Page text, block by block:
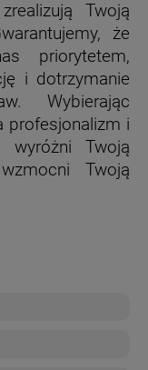
Twoją
że
priorytetem,
i dotrzymanie
Wybierając
profesjonalizm i
wyróżni Twoją
Twoją